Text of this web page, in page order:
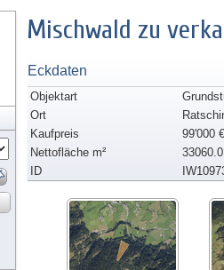
Mischwald zu
Eckdaten
Objektart
Ort
Kaufpreis
99'000 €
Nettofläche m²
33060.0
ID